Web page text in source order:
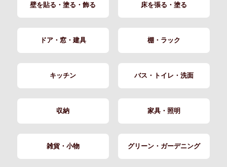
壁を貼る・塗る・飾る 床を張る・塗る
ドア・窓・建具 棚・ラック
キッチン バス・トイレ・洗面
収納 家具・照明
雑貨・小物 グリーン・ガーデニング